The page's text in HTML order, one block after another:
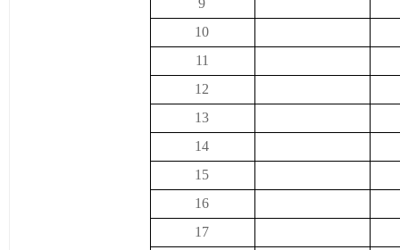
9
10
11
12
13
14
15
16
17